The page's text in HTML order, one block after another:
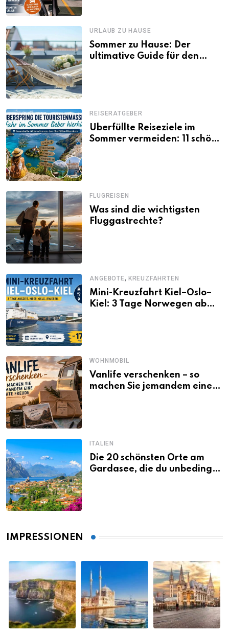
URLAUB ZU HAUSE
Sommer zu Hause: Der
ultimative Guide für den
REISERATGEBER
Überfüllte Reiseziele im
Sommer vermeiden: 11 schöne
FLUGREISEN
Was sind die wichtigsten
Fluggastrechte?
ANGEBOTE, KREUZFAHRTEN
Mini-Kreuzfahrt Kiel–Oslo–
Kiel: 3 Tage Norwegen ab
WOHNMOBIL
Vanlife verschenken – so
machen Sie jemandem eine
ITALIEN
Die 20 schönsten Orte am
Gardasee, die du unbedingt
IMPRESSIONEN